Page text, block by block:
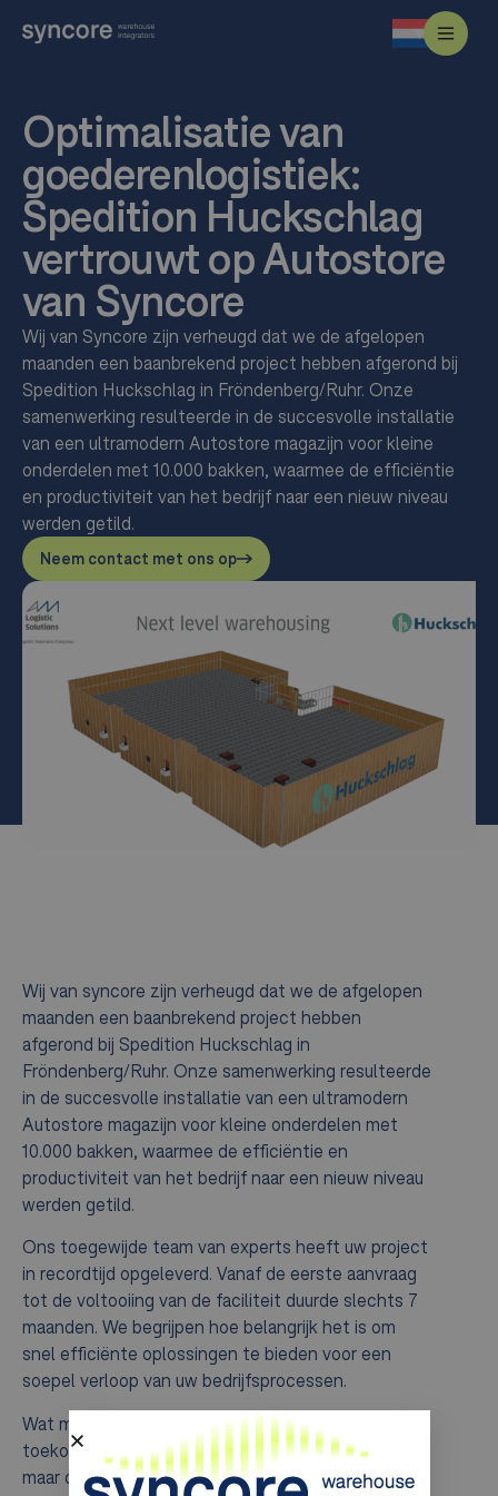
Optimalisatie van
goederenlogistiek:
Spedition Huckschlag
vertrouwt op Autostore
van Syncore
Wij van Syncore zijn verheugd dat we de afgelopen
maanden een baanbrekend project hebben afgerond bij
Spedition Huckschlag in Fröndenberg/Ruhr. Onze
samenwerking resulteerde in de succesvolle installatie
van een ultramodern Autostore magazijn voor kleine
onderdelen met 10.000 bakken, waarmee de efficiëntie
en productiviteit van het bedrijf naar een nieuw niveau
werden getild.
Neem contact met ons op
Wij van syncore zijn verheugd dat we de afgelopen
maanden een baanbrekend project hebben
afgerond bij Spedition Huckschlag in
Fröndenberg/Ruhr. Onze samenwerking resulteerde
in de succesvolle installatie van een ultramodern
Autostore magazijn voor kleine onderdelen met
10.000 bakken, waarmee de efficiëntie en
productiviteit van het bedrijf naar een nieuw niveau
werden getild.
Ons toegewijde team van experts heeft uw project
in recordtijd opgeleverd. Vanaf de eerste aanvraag
tot de voltooiing van de faciliteit duurde slechts 7
maanden. We begrijpen hoe belangrijk het is om
snel efficiënte oplossingen te bieden voor een
soepel verloop van uw bedrijfsprocessen.
Wat maakt het Autostore-systeem zo uniek en
toekomstbestendig? Het is niet alleen duurzaam,
maar ook uiterst flexibel en aanpasbaar. Met het